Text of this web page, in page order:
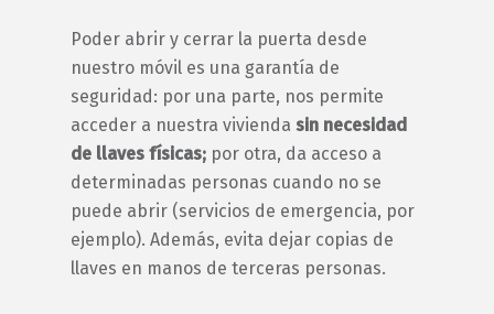
Poder abrir y cerrar la puerta desde
nuestro móvil es una garantía de
seguridad: por una parte, nos permite
acceder a nuestra vivienda sin necesidad
de llaves físicas; por otra, da acceso a
determinadas personas cuando no se
puede abrir (servicios de emergencia, por
ejemplo). Además, evita dejar copias de
llaves en manos de terceras personas.